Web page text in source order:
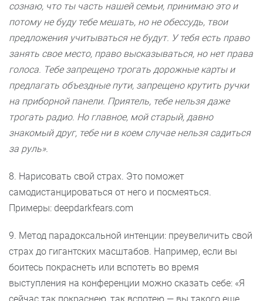
сознаю, что ты часть нашей семьи, принимаю это и
потому не буду тебе мешать, но не обессудь, твои
предложения учитываться не будут. У тебя есть право
занять свое место, право высказываться, но нет права
голоса. Тебе запрещено трогать дорожные карты и
предлагать объездные пути, запрещено крутить ручки
на приборной панели. Приятель, тебе нельзя даже
трогать радио. Но главное, мой старый, давно
знакомый друг, тебе ни в коем случае нельзя садиться
за руль».
8. Нарисовать свой страх. Это поможет
самодистанцироваться от него и посмеяться.
Примеры: deepdarkfears.com
9. Метод парадоксальной интенции: преувеличить свой
страх до гигантских масштабов. Например, если вы
боитесь покраснеть или вспотеть во время
выступления на конференции можно сказать себе: «Я